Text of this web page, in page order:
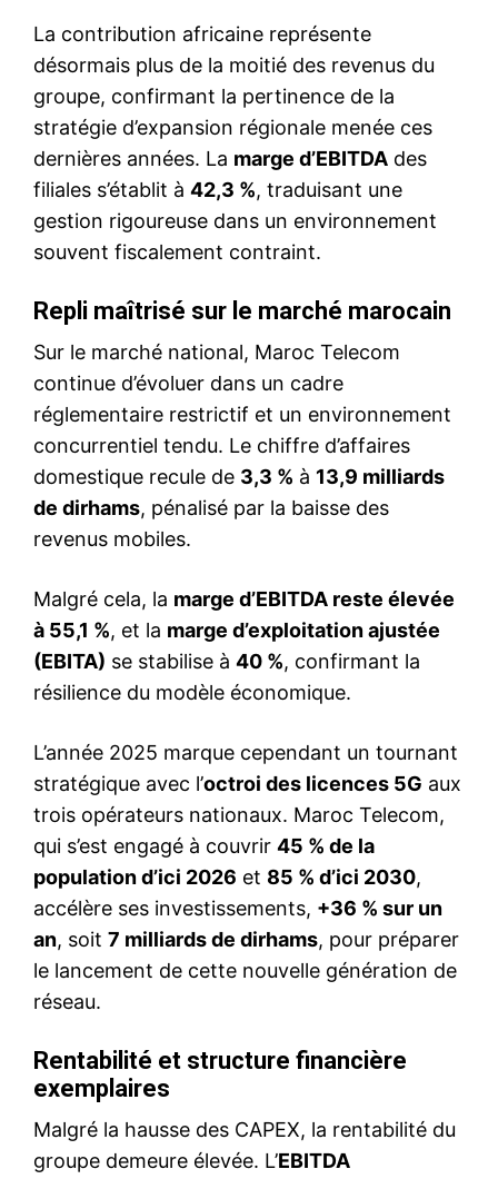
La contribution africaine représente
désormais plus de la moitié des revenus du
groupe, confirmant la pertinence de la
stratégie d’expansion régionale menée ces
dernières années. La marge d’EBITDA des
filiales s’établit à 42,3 %, traduisant une
gestion rigoureuse dans un environnement
souvent fiscalement contraint.
Repli maîtrisé sur le marché marocain
Sur le marché national, Maroc Telecom
continue d’évoluer dans un cadre
réglementaire restrictif et un environnement
concurrentiel tendu. Le chiffre d’affaires
domestique recule de 3,3 % à 13,9 milliards
de dirhams, pénalisé par la baisse des
revenus mobiles.
Malgré cela, la marge d’EBITDA reste élevée
à 55,1 %, et la marge d’exploitation ajustée
(EBITA) se stabilise à 40 %, confirmant la
résilience du modèle économique.
L’année 2025 marque cependant un tournant
stratégique avec l’octroi des licences 5G aux
trois opérateurs nationaux. Maroc Telecom,
qui s’est engagé à couvrir 45 % de la
population d’ici 2026 et 85 % d’ici 2030,
accélère ses investissements, +36 % sur un
an, soit 7 milliards de dirhams, pour préparer
le lancement de cette nouvelle génération de
réseau.
Rentabilité et structure financière
exemplaires
Malgré la hausse des CAPEX, la rentabilité du
groupe demeure élevée. L’EBITDA